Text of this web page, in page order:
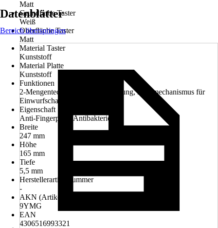
Matt
Grundfarbe Taster
Weiß
Oberfläche Taster
Matt
Material Taster
Kunststoff
Material Platte
Kunststoff
Funktionen
2-Mengentechnik, Click-Befestigung, Kippmechanismus für
Einwurfschacht
Eigenschaft
Anti-Fingerprint, Antibakteriell
Breite
247 mm
Höhe
165 mm
Tiefe
5,5 mm
Herstellerartikelnummer
-
AKN (Artikelkurznummer)
9YMG
EAN
4306516993321
Datenblätter
Bereich überspringen